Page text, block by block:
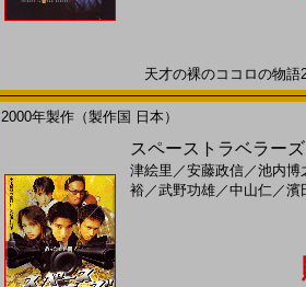
天才の裸のココロの物
2000年製作（製作国 日本）
スペーストラベラー
津絵里 ／安藤政信／池内博
裕／武野功雄／中山仁／濱